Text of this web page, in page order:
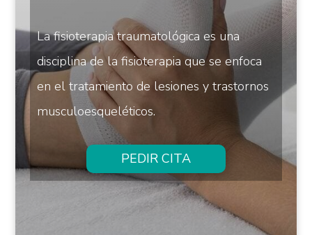
La fisioterapia traumatológica es una
disciplina de la fisioterapia que se enfoca
en el tratamiento de lesiones y trastornos
musculoesqueléticos.
PEDIR CITA